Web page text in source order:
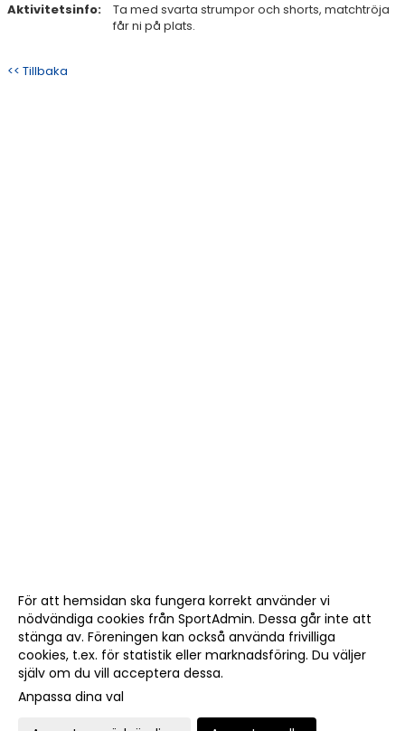
Aktivitetsinfo:
Ta med svarta strumpor och shorts, matchtröja
får ni på plats.
<< Tillbaka
För att hemsidan ska fungera korrekt använder vi
nödvändiga cookies från SportAdmin. Dessa går inte att
stänga av. Föreningen kan också använda frivilliga
cookies, t.ex. för statistik eller marknadsföring. Du väljer
själv om du vill acceptera dessa.
Anpassa dina val